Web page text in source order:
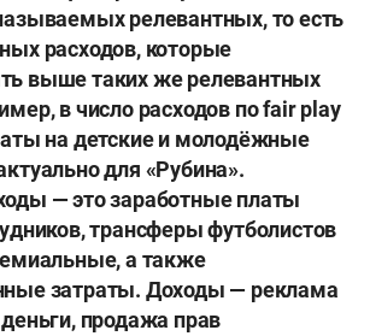
релевантных, то есть
расходов, которые
выше таких же релевантных
в число расходов по fair play
на детские и молодёжные
для «Рубина».
— это заработные платы
трансферы футболистов
а также
затраты. Доходы — реклама
продажа прав